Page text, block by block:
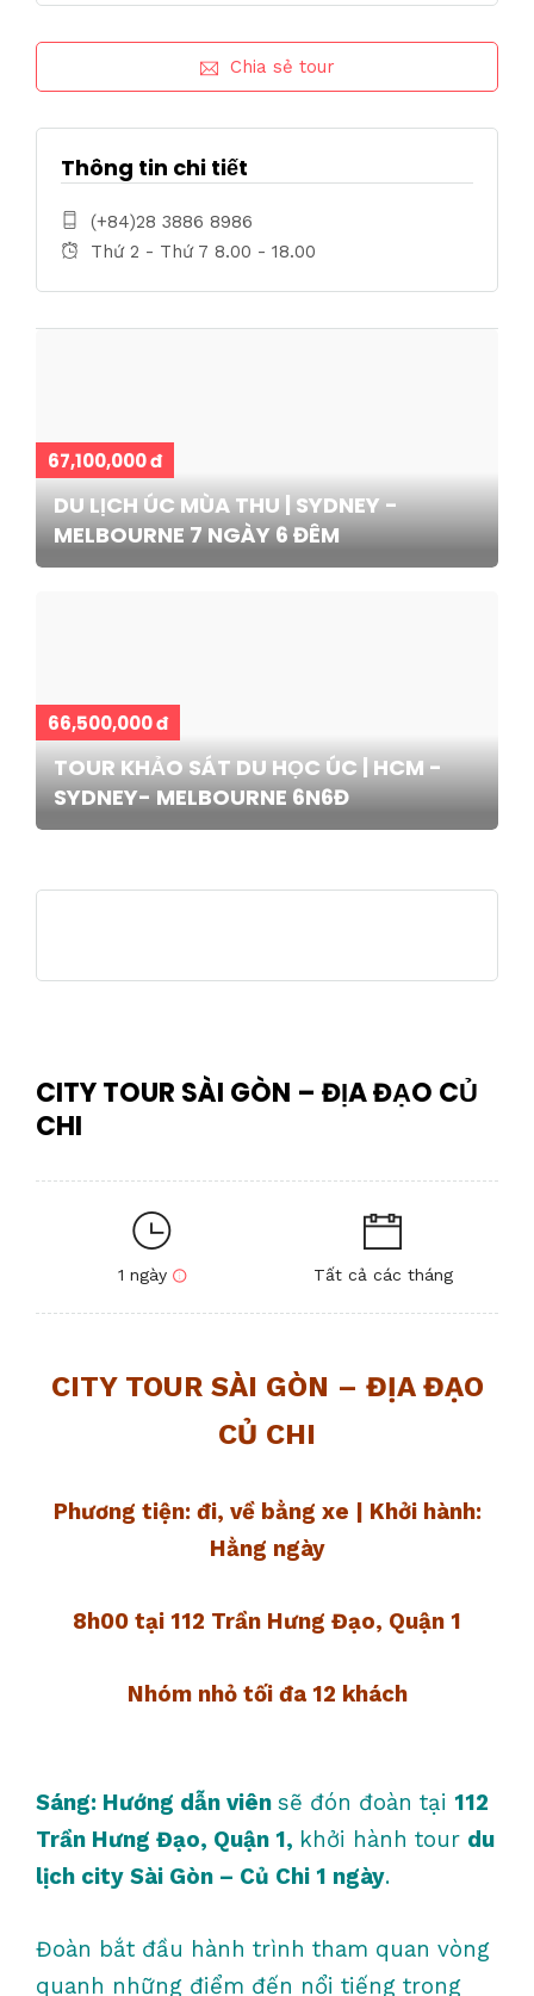
Chia sẻ tour
Thông tin chi tiết
(+84)28 3886 8986
Thứ 2 - Thứ 7 8.00 - 18.00
67,100,000 đ
DU LỊCH ÚC MÙA THU | SYDNEY -
MELBOURNE 7 NGÀY 6 ĐÊM
66,500,000 đ
TOUR KHẢO SÁT DU HỌC ÚC | HCM -
SYDNEY- MELBOURNE 6N6Đ
CITY TOUR SÀI GÒN – ĐỊA ĐẠO CỦ
CHI
1 ngày Tất cả các tháng
CITY TOUR SÀI GÒN – ĐỊA ĐẠO
CỦ CHI
Phương tiện: đi, về bằng xe | Khởi hành:
Hằng ngày
8h00 tại 112 Trần Hưng Đạo, Quận 1
Nhóm nhỏ tối đa 12 khách
Sáng: Hướng dẫn viên sẽ đón đoàn tại 112
Trần Hưng Đạo, Quận 1, khởi hành tour du
lịch city Sài Gòn – Củ Chi 1 ngày.
Đoàn bắt đầu hành trình tham quan vòng
quanh những điểm đến nổi tiếng trong